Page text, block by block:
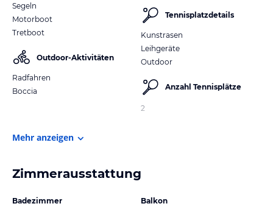
Segeln
Motorboot
Tretboot
Outdoor-Aktivitäten
Radfahren
Boccia
Tennisplatzdetails
Kunstrasen
Leihgeräte
Outdoor
Anzahl Tennisplätze
2
Mehr anzeigen
Zimmerausstattung
Badezimmer
Balkon